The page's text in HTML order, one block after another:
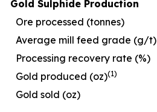
Gold Sulphide Production
Ore processed (tonnes)
Average mill feed grade (g/t)
Processing recovery rate (%)
Gold produced (oz)(1)
Gold sold (oz)